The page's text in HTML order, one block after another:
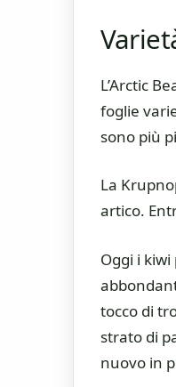
L’Arctic
foglie
sono più
La
artico.
Oggi i
tocco di
strato di
nuovo in